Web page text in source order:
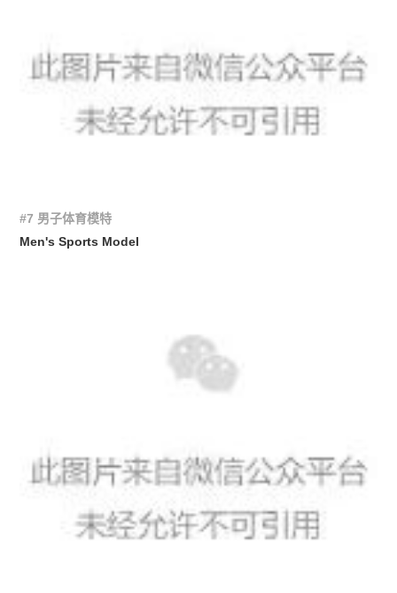
#7 男子体育模特
Men's Sports Model